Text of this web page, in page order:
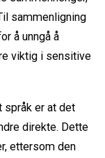
sammenligning
å unngå å
viktig i sensitive
språk er at det
direkte. Dette
ettersom den